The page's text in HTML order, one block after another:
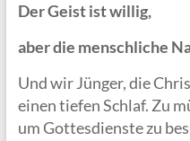
Der Geist ist willig,
aber die menschliche
Und wir Jünger, die
einen tiefen Schlaf. Zu
um Gottesdienste zu